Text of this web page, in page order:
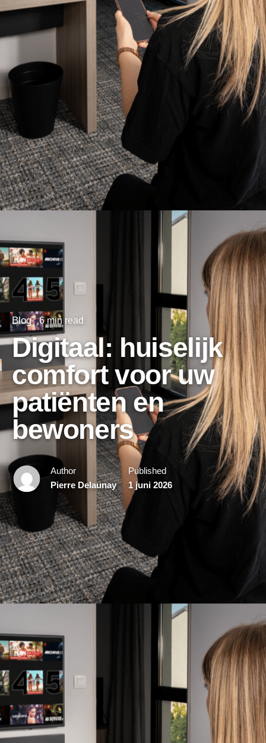
Blog 6 min read
Digitaal: huiselijk
comfort voor uw
patiënten en
bewoners
Author
Pierre Delaunay
Published
1 juni 2026